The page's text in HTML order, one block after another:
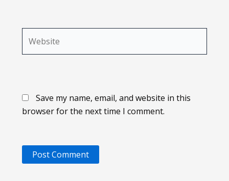
Save my name, email, and website in this
browser for the next time I comment.